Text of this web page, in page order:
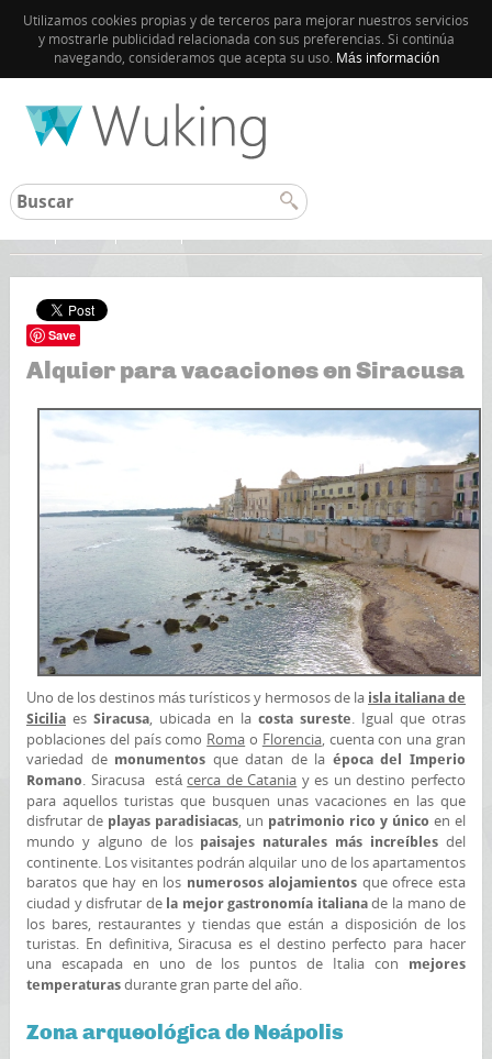
Utilizamos cookies propias y de terceros para mejorar nuestros servicios
y mostrarle publicidad relacionada con sus preferencias. Si continúa
navegando, consideramos que acepta su uso. Más información
Save
Alquier para vacaciones en Siracusa
Uno de los destinos más turísticos y hermosos de la isla italiana de
Siciliaes Siracusa, ubicada en la costa sureste. Igual que otras
poblaciones del país como Roma o Florencia, cuenta con una gran
variedad de monumentos que datan de la época del Imperio
Romano. Siracusa estácerca de Catania y es un destino perfecto
para aquellos turistas que busquen unas vacaciones en las que
disfrutar de playas paradisiacas, un patrimonio rico y único en el
mundo y alguno de los paisajes naturales más increíbles del
continente. Los visitantes podrán alquilar uno de los apartamentos
baratos que hay en los numerosos alojamientos que ofrece esta
ciudad y disfrutar de la mejor gastronomía italianade la mano de
los bares, restaurantes y tiendas que están a disposición de los
turistas. En definitiva, Siracusa es el destino perfecto para hacer
una escapada en uno de los puntos de Italia con
mejores
temperaturasdurante gran parte del año.
Zona arqueológica de Neápolis